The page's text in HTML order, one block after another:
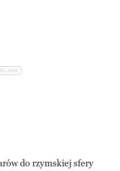
do rzymskiej sfery